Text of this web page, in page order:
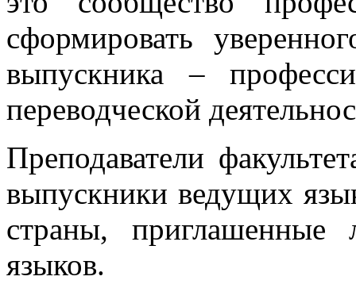
сформировать
выпускника –
переводческой
Преподаватели
выпускники ведущих
страны, приглашенные
языков.